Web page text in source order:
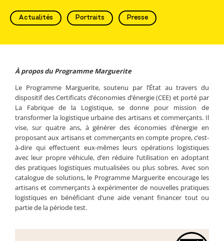
Actualités Portraits Presse
À propos du Programme Marguerite
Le Programme Marguerite, soutenu par l’État au travers du
dispositif des Certificats d’économies d’énergie (CEE) et porté par
La Fabrique de la Logistique, se donne pour mission de
transformer la logistique urbaine des artisans et commerçants. Il
vise, sur quatre ans, à générer des économies d’énergie en
proposant aux artisans et commerçants en compte propre, c’est-
à-dire qui effectuent eux-mêmes leurs opérations logistiques
avec leur propre véhicule, d’en réduire l’utilisation en adoptant
des pratiques logistiques mutualisées ou plus sobres. Avec son
catalogue de solutions, le Programme Marguerite encourage les
artisans et commerçants à expérimenter de nouvelles pratiques
logistiques en bénéficiant d’une aide venant financer tout ou
partie de la période test.